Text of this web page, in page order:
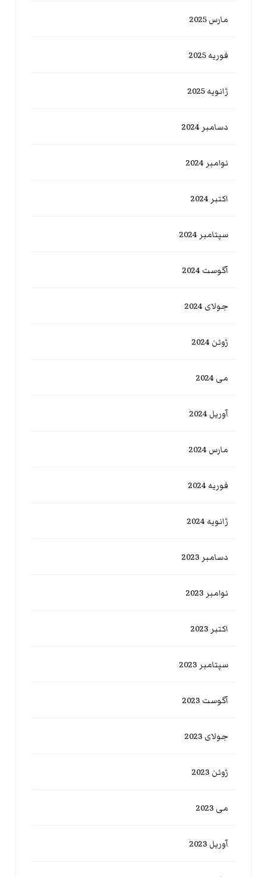
مارس 2025
فوریه 2025
ژانویه 2025
دسامبر 2024
نوامبر 2024
اکتبر 2024
سپتامبر 2024
آگوست 2024
جولای 2024
ژوئن 2024
می 2024
آوریل 2024
مارس 2024
فوریه 2024
ژانویه 2024
دسامبر 2023
نوامبر 2023
اکتبر 2023
سپتامبر 2023
آگوست 2023
جولای 2023
ژوئن 2023
می 2023
آوریل 2023